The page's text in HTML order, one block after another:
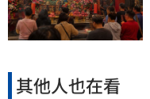
其他人也在看